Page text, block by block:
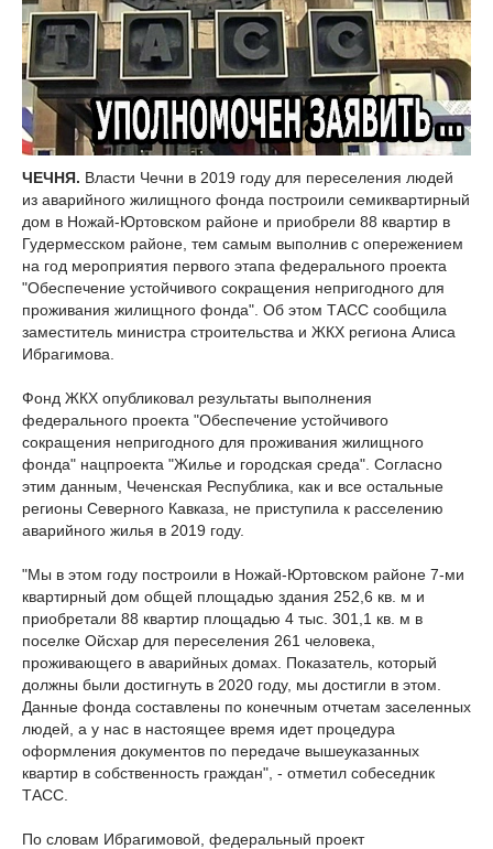
ЧЕЧНЯ. Власти Чечни в 2019 году для переселения людей
из аварийного жилищного фонда построили семиквартирный
дом в Ножай-Юртовском районе и приобрели 88 квартир в
Гудермесском районе, тем самым выполнив с опережением
на год мероприятия первого этапа федерального проекта
"Обеспечение устойчивого сокращения непригодного для
проживания жилищного фонда". Об этом ТАСС сообщила
заместитель министра строительства и ЖКХ региона Алиса
Ибрагимова.
Фонд ЖКХ опубликовал результаты выполнения
федерального проекта "Обеспечение устойчивого
сокращения непригодного для проживания жилищного
фонда" нацпроекта "Жилье и городская среда". Согласно
этим данным, Чеченская Республика, как и все остальные
регионы Северного Кавказа, не приступила к расселению
аварийного жилья в 2019 году.
"Мы в этом году построили в Ножай-Юртовском районе 7-ми
квартирный дом общей площадью здания 252,6 кв. м и
приобретали 88 квартир площадью 4 тыс. 301,1 кв. м в
поселке Ойсхар для переселения 261 человека,
проживающего в аварийных домах. Показатель, который
должны были достигнуть в 2020 году, мы достигли в этом.
Данные фонда составлены по конечным отчетам заселенных
людей, а у нас в настоящее время идет процедура
оформления документов по передаче вышеуказанных
квартир в собственность граждан", - отметил собеседник
ТАСС.
По словам Ибрагимовой, федеральный проект